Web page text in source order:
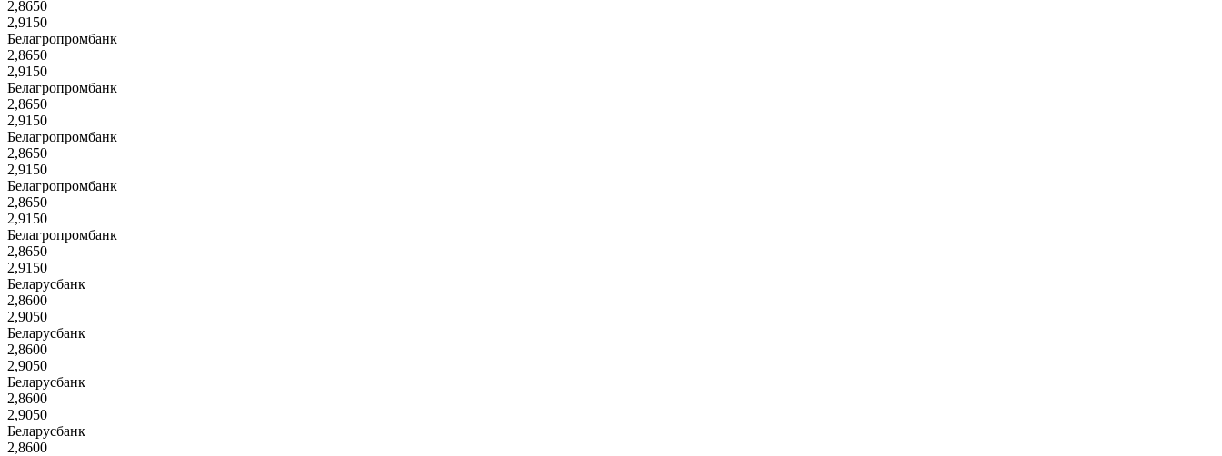
2,8650
2,9150
Белагропромбанк
2,8650
2,9150
Белагропромбанк
2,8650
2,9150
Белагропромбанк
2,8650
2,9150
Белагропромбанк
2,8650
2,9150
Белагропромбанк
2,8650
2,9150
Беларусбанк
2,8600
2,9050
Беларусбанк
2,8600
2,9050
Беларусбанк
2,8600
2,9050
Беларусбанк
2,8600